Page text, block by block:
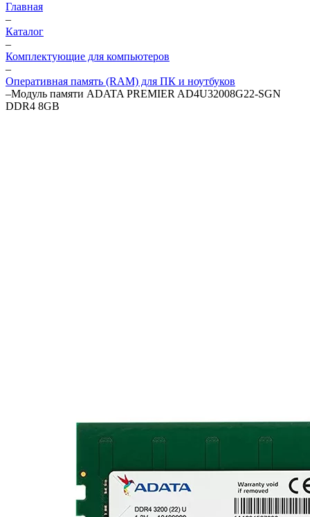
Главная
–
Каталог
–
Комплектующие для компьютеров
–
Оперативная память (RAM) для ПК и ноутбуков
–Модуль памяти ADATA PREMIER AD4U32008G22-SGN
DDR4 8GB